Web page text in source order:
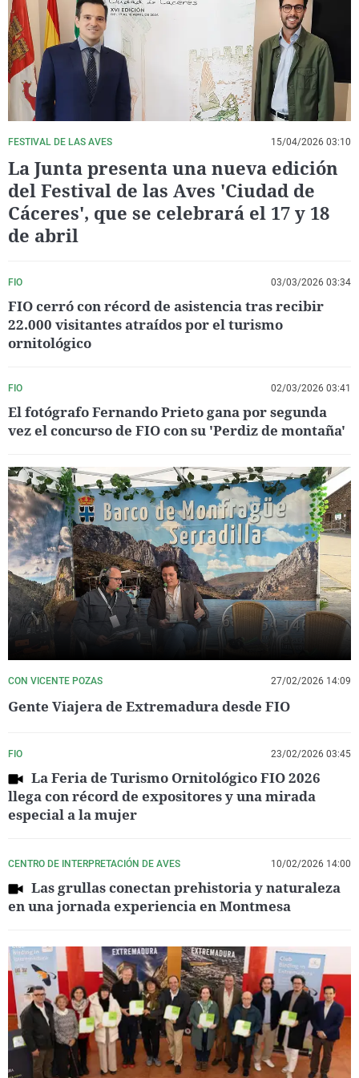
La rosa de los vientos
Gente viajera
Como el perro y el
Caso
Retornados
Equipo de
Operación Viuda
Extremadura
Galicia
La Rioja
Navarra
País Vasco
Virales
Televisión
Elecciones
FESTIVAL DE LAS AVES 15/04/2026 03:10
La Junta presenta una nueva edición
del Festival de las Aves 'Ciudad de
Cáceres', que se celebrará el 17 y 18
de abril
FIO 03/03/2026 03:34
FIO cerró con récord de asistencia tras recibir
22.000 visitantes atraídos por el turismo
ornitológico
FIO 02/03/2026 03:41
El fotógrafo Fernando Prieto gana por segunda
vez el concurso de FIO con su 'Perdiz de montaña'
CON VICENTE POZAS 27/02/2026 14:09
Gente Viajera de Extremadura desde FIO
FIO 23/02/2026 03:45
La Feria de Turismo Ornitológico FIO 2026
llega con récord de expositores y una mirada
especial a la mujer
CENTRO DE INTERPRETACIÓN DE AVES 10/02/2026 14:00
Las grullas conectan prehistoria y naturaleza
en una jornada experiencia en Montmesa